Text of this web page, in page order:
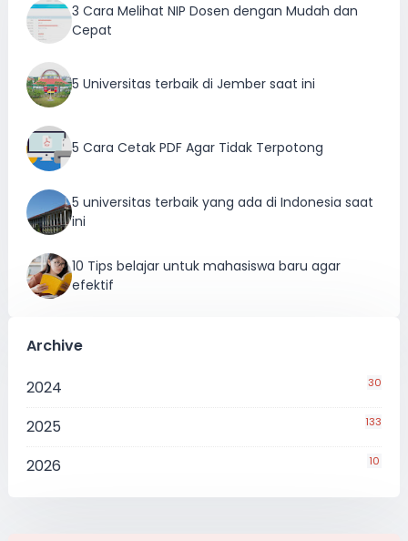
3 Cara Melihat NIP Dosen dengan Mudah dan
Cepat
5 Universitas terbaik di Jember saat ini
5 Cara Cetak PDF Agar Tidak Terpotong
5 universitas terbaik yang ada di Indonesia saat
ini
10 Tips belajar untuk mahasiswa baru agar
efektif
Archive
2024
30
2025 133
2026 10